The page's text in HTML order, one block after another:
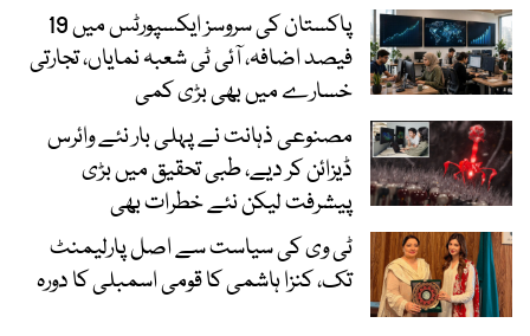
پاکستان کی سروسز ایکسپورٹس میں 19
فیصد اضافہ، آئی ٹی شعبہ نمایاں، تجارتی
خسارے میں بھی بڑی کمی
مصنوعی ذہانت نے پہلی بار نئے وائرس
ڈیزائن کر دیے، طبی تحقیق میں بڑی
پیشرفت لیکن نئے خطرات بھی
ٹی وی کی سیاست سے اصل پارلیمنٹ
تک، کنزا ہاشمی کا قومی اسمبلی کا دورہ